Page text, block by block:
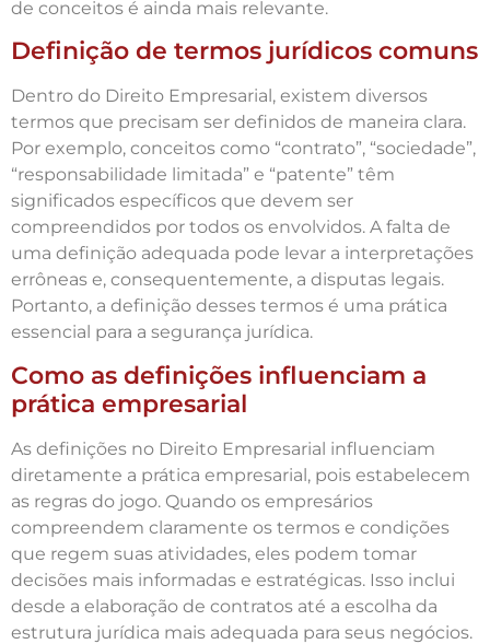
de conceitos é ainda mais relevante.
Definição de termos jurídicos comuns
Dentro do Direito Empresarial, existem diversos
termos que precisam ser definidos de maneira clara.
Por exemplo, conceitos como “contrato”, “sociedade”,
“responsabilidade limitada” e “patente” têm
significados específicos que devem ser
compreendidos por todos os envolvidos. A falta de
uma definição adequada pode levar a interpretações
errôneas e, consequentemente, a disputas legais.
Portanto, a definição desses termos é uma prática
essencial para a segurança jurídica.
Como as definições influenciam a
prática empresarial
As definições no Direito Empresarial influenciam
diretamente a prática empresarial, pois estabelecem
as regras do jogo. Quando os empresários
compreendem claramente os termos e condições
que regem suas atividades, eles podem tomar
decisões mais informadas e estratégicas. Isso inclui
desde a elaboração de contratos até a escolha da
estrutura jurídica mais adequada para seus negócios.